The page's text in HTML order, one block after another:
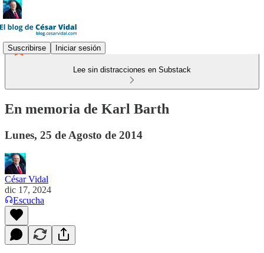
Suscribirse Iniciar sesión
Lee sin distracciones en Substack
En memoria de Karl Barth
Lunes, 25 de Agosto de 2014
César Vidal
dic 17, 2024
Escucha